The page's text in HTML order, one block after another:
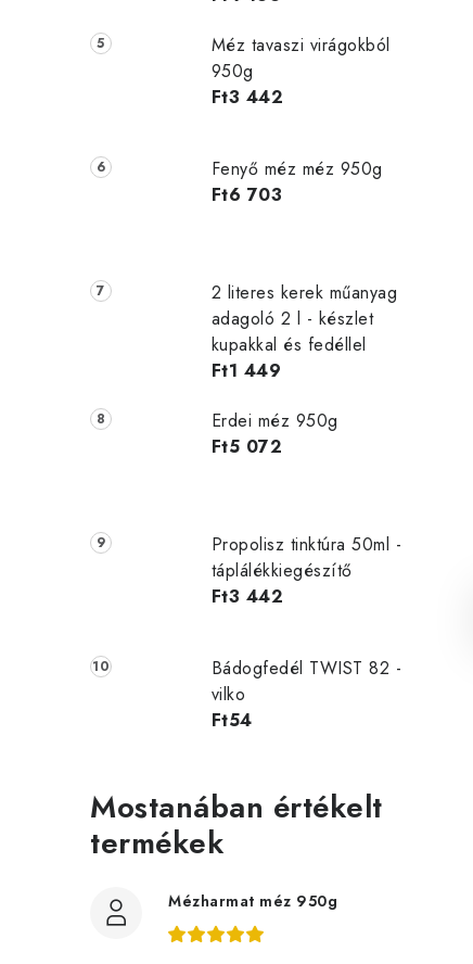
Méz tavaszi virágokból
950g
Ft3 442
Fenyő méz méz 950g
Ft6 703
2 literes kerek műanyag
adagoló 2 l - készlet
kupakkal és fedéllel
Ft1 449
Erdei méz 950g
Ft5 072
Propolisz tinktúra 50ml -
táplálékkiegészítő
Ft3 442
Bádogfedél TWIST 82 -
vilko
Ft54
Mostanában értékelt
termékek
Mézharmat méz 950g